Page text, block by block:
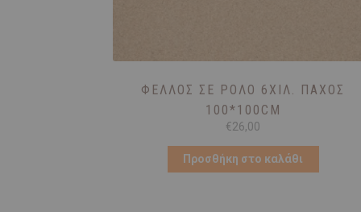
ΦΕΛΛΌΣ ΣΕ ΡΟΛΌ 6ΧΙΛ. ΠΆΧΟΣ
100*100CM
€26,00
Προσθήκη στο καλάθι